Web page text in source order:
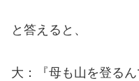
と答えると、
大：『母も山を登る